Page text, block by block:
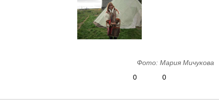
Фото: Мария Мичукова
0
0